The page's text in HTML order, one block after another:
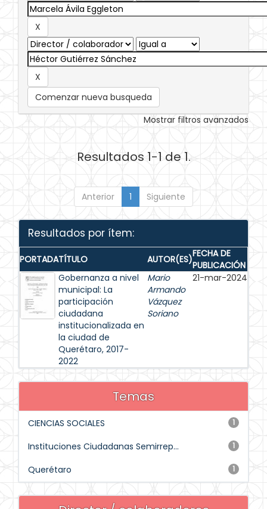
Comenzar nueva busqueda
Mostrar filtros avanzados
Resultados 1-1 de 1.
Anterior 1 Siguiente
Resultados por ítem:
PORTADATÍTULO AUTOR(ES)FECHA DE
PUBLICACIÓN
Gobernanza a nivel
municipal: La
participación
ciudadana
institucionalizada en
la ciudad de
Querétaro, 2017-
2022
Mario
Armando
Vázquez
Soriano
21-mar-2024
Temas
1
CIENCIAS SOCIALES
1
Instituciones Ciudadanas Semirrep...
1
Querétaro